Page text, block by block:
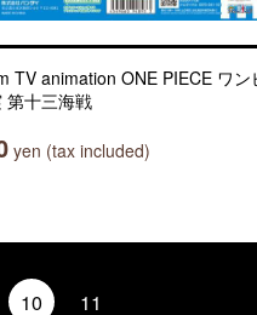
TV animation ONE PIECE ワン
第十三海戦
yen (tax included)
10 11